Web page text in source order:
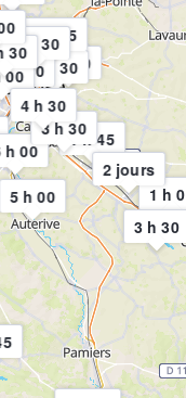
1 h
3 h 30
5 h 00
3 h 00
2 h 30
2 h 15
h 00
1 h 45
3 h 30
00
4 h 30
30
3 h 30
4 h 30
2 jours